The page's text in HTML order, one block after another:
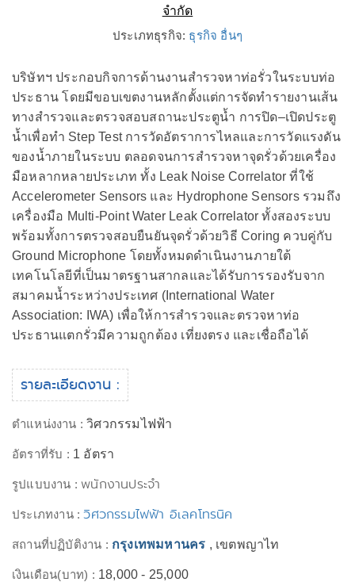
จำกัด
ประเภทธุรกิจ: ธุรกิจ อื่นๆ
บริษัทฯ ประกอบกิจการด้านงานสำรวจหาท่อรั่วในระบบท่อ
ประธาน โดยมีขอบเขตงานหลักตั้งแต่การจัดทำรายงานเส้น
ทางสำรวจและตรวจสอบสถานะประตูน้ำ การปิด–เปิดประตู
น้ำเพื่อทำ Step Test การวัดอัตราการไหลและการวัดแรงดัน
ของน้ำภายในระบบ ตลอดจนการสำรวจหาจุดรั่วด้วยเครื่อง
มือหลากหลายประเภท ทั้ง Leak Noise Correlator ที่ใช้
Accelerometer Sensors และ Hydrophone Sensors รวมถึง
เครื่องมือ Multi-Point Water Leak Correlator ทั้งสองระบบ
พร้อมทั้งการตรวจสอบยืนยันจุดรั่วด้วยวิธี Coring ควบคู่กับ
Ground Microphone โดยทั้งหมดดำเนินงานภายใต้
เทคโนโลยีที่เป็นมาตรฐานสากลและได้รับการรองรับจาก
สมาคมน้ำระหว่างประเทศ (International Water
Association: IWA) เพื่อให้การสำรวจและตรวจหาท่อ
ประธานแตกรั่วมีความถูกต้อง เที่ยงตรง และเชื่อถือได้
รายละเอียดงาน :
ตำแหน่งงาน :วิศวกรรมไฟฟ้า
อัตราที่รับ : 1 อัตรา
รูปแบบงาน :พนักงานประจำ
ประเภทงาน :วิศวกรรมไฟฟ้า อิเลคโทรนิค
สถานที่ปฏิบัติงาน : กรุงเทพมหานคร , เขตพญาไท
เงินเดือน(บาท) : 18,000 - 25,000